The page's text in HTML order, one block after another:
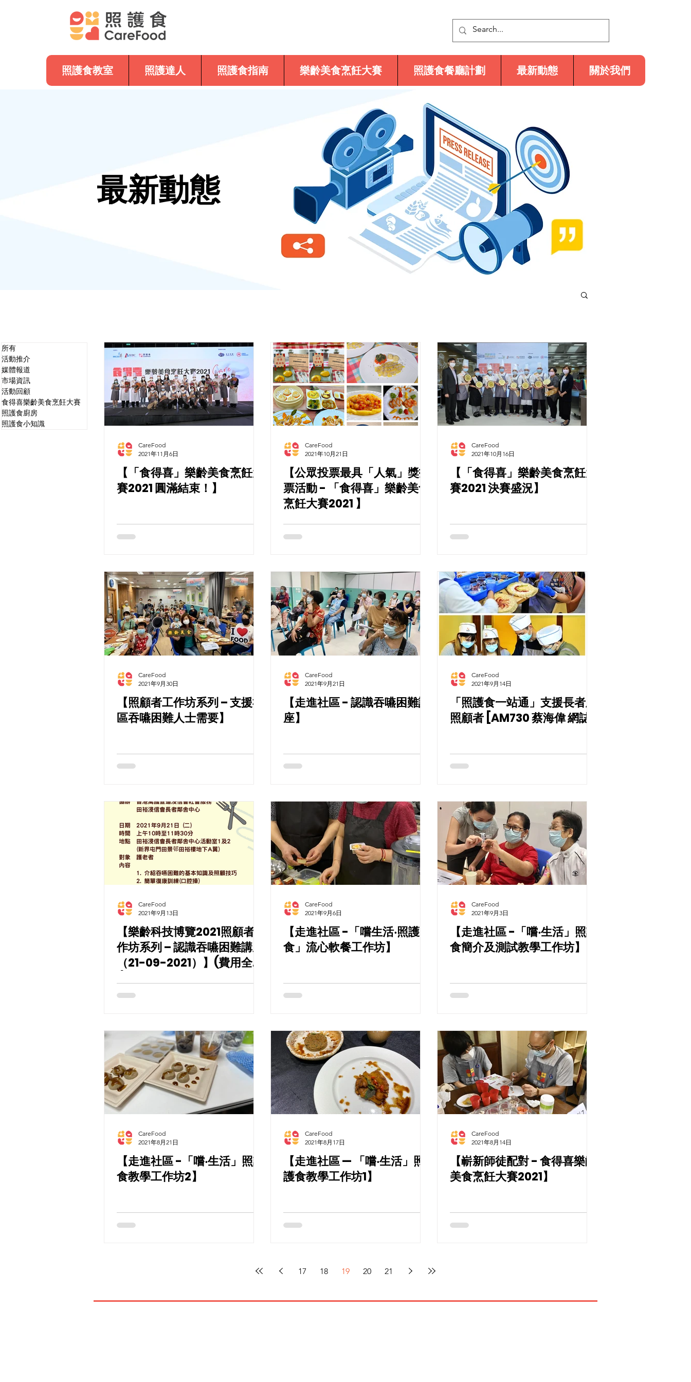
照護食教室 照護達人 照護食指南 樂齡美食烹飪大賽 照護食餐廳計劃 最新動態 關於我們
最新動態
所有
活動推介
媒體報道
市場資訊
活動回顧
食得喜樂齡美食烹飪大賽
照護食廚房
照護食小知識
【「食得喜」樂齡美食烹飪大
賽2021 圓滿結束！】
CareFood
2021年11月6日
【公眾投票最具「人氣」獎投
票活動 - 「食得喜」樂齡美食
烹飪大賽2021 】
CareFood
2021年10月21日
【「食得喜」樂齡美食烹飪大
賽2021 決賽盛況】
CareFood
2021年10月16日
【照顧者工作坊系列 – 支援社
區吞嚥困難人士需要】
CareFood
2021年9月30日
【走進社區 - 認識吞嚥困難講
座】
CareFood
2021年9月21日
「照護食一站通」支援長者及
照顧者 [AM730 蔡海偉 網誌]
CareFood
2021年9月14日
【樂齡科技博覽2021照顧者工
作坊系列 – 認識吞嚥困難講座
（21-09-2021）】(費用全免
CareFood
2021年9月13日
【走進社區 -「嚐生活‧照護
食」流心軟餐工作坊】
CareFood
2021年9月6日
【走進社區 -「嚐‧生活」照護
食簡介及測試教學工作坊】
CareFood
2021年9月3日
【走進社區 -「嚐‧生活」照護
食教學工作坊2】
CareFood
2021年8月21日
【走進社區 — 「嚐‧生活」照
護食教學工作坊1】
CareFood
2021年8月17日
【嶄新師徒配對 - 食得喜樂齡
美食烹飪大賽2021】
CareFood
2021年8月14日
17 18 19 20 21